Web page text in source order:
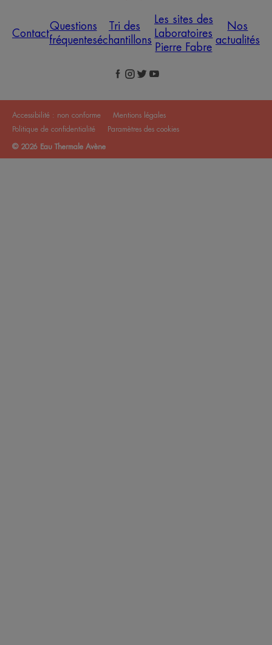
Contact
Questions
fréquentes
Tri des
échantillons
Les sites des
Laboratoires
Pierre Fabre
Nos
actualités
Accessibilité : non conforme
Mentions légales
Politique de confidentialité
Paramètres des cookies
© 2026 Eau Thermale Avène